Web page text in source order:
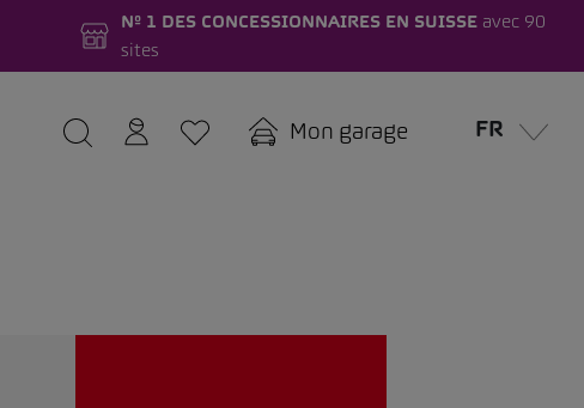
Nº 1 DES CONCESSIONNAIRES EN SUISSEavec 90
sites
Mon garage FR